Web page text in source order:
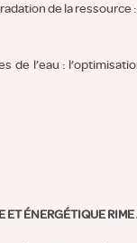
de la
de l’eau :
ÉNERGÉTIQUE